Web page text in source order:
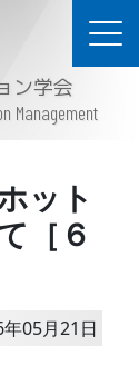
ン学会
Management
ット
［６
05月21日